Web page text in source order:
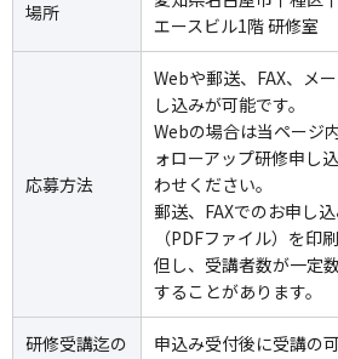
場所
エースビル1階 研修室
応募方法
Webや郵送、FAX、メ
し込みが可能です。
Webの場合は当ページ
ォローアップ研修申し
わせください。
郵送、FAXでのお申し
（PDFファイル）を印
但し、受講者数が一定
することがあります。
研修受講迄の
申込み受付後に受講の